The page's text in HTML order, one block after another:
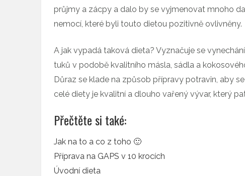
průjmy a zácpy a dalo by se vyjmenovat mnoho
nemocí, které byli touto dietou pozitivně ovlivněny.
A jak vypadá taková dieta? Vyznačuje se
tuků v podobě kvalitního másla, sádla a
Důraz se klade na způsob přípravy potravin, aby
celé diety je kvalitní a dlouho vařený vývar, který
Přečtěte si také:
Jak na to a co z toho 🙂
Příprava na GAPS v 10 krocích
Úvodní dieta